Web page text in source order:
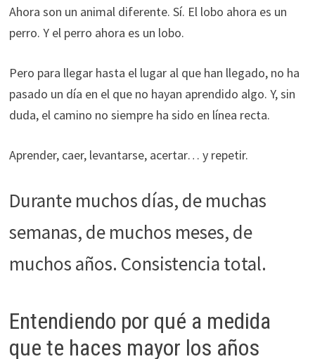
Ahora son un animal diferente. Sí. El lobo ahora es un
perro. Y el perro ahora es un lobo.
Pero para llegar hasta el lugar al que han llegado, no ha
pasado un día en el que no hayan aprendido algo. Y, sin
duda, el camino no siempre ha sido en línea recta.
Aprender, caer, levantarse, acertar… y repetir.
Durante muchos días, de muchas
semanas, de muchos meses, de
muchos años. Consistencia total.
Entendiendo por qué a medida
que te haces mayor los años